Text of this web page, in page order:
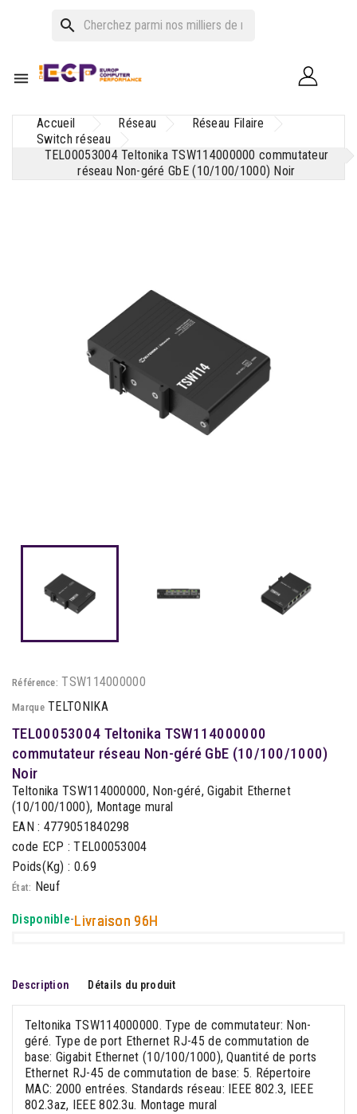
search

Accueil Réseau
Réseau Filaire
Switch réseau
TEL00053004 Teltonika TSW114000000 commutateur
réseau Non-géré GbE (10/100/1000) Noir
Référence: TSW114000000
Marque TELTONIKA
TEL00053004 Teltonika TSW114000000
commutateur réseau Non-géré GbE (10/100/1000)
Noir
Teltonika TSW114000000, Non-géré, Gigabit Ethernet
(10/100/1000), Montage mural
EAN : 4779051840298
code ECP : TEL00053004
Poids(Kg) : 0.69
État: Neuf
Disponible-Livraison 96H
Description Détails du produit
Teltonika TSW114000000. Type de commutateur: Non-
géré. Type de port Ethernet RJ-45 de commutation de
base: Gigabit Ethernet (10/100/1000), Quantité de ports
Ethernet RJ-45 de commutation de base: 5. Répertoire
MAC: 2000 entrées. Standards réseau: IEEE 802.3, IEEE
802.3az, IEEE 802.3u. Montage mural